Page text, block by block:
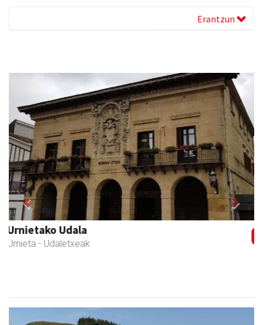
Erantzun
Magale Ikastetxea
Urnieta - Hezkuntza
Previous Next